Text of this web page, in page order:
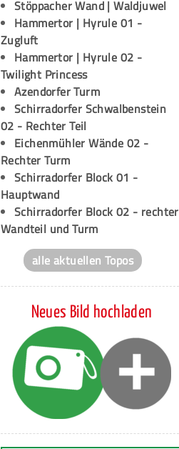
Stöppacher Wand | Waldjuwel
Hammertor | Hyrule 01 -
Zugluft
Hammertor | Hyrule 02 -
Twilight Princess
Azendorfer Turm
Schirradorfer Schwalbenstein
02 - Rechter Teil
Eichenmühler Wände 02 -
Rechter Turm
Schirradorfer Block 01 -
Hauptwand
Schirradorfer Block 02 - rechter
Wandteil und Turm
alle aktuellen Topos
Neues Bild hochladen